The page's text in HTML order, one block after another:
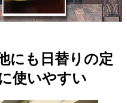
にも日替りの定
使いやすい